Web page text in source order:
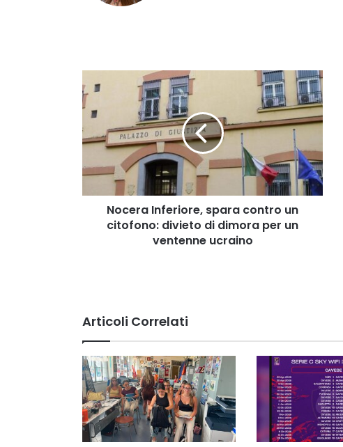
Inferiore,
spara
contro
un
citofono:
divieto
di
dimora
Nocera Inferiore, spara contro un
citofono: divieto di dimora per un
ventenne ucraino
Articoli Correlati